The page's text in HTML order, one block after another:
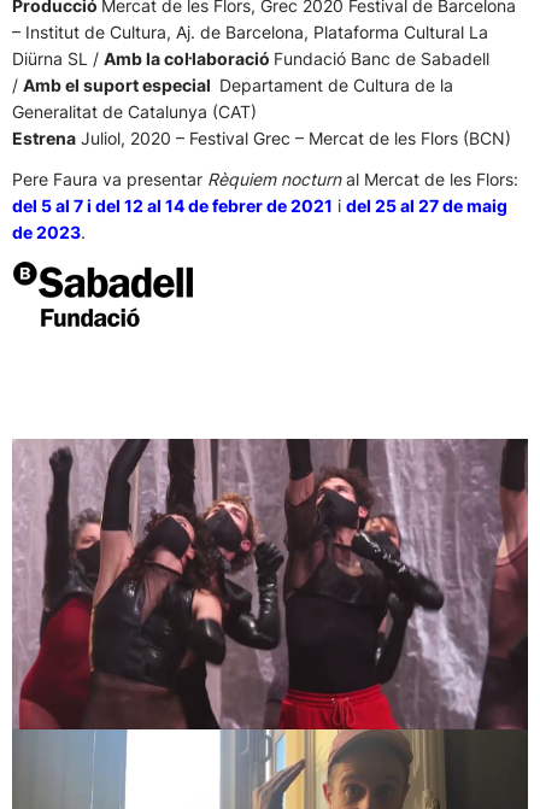
Producció Mercat de les Flors, Grec 2020 Festival de Barcelona
– Institut de Cultura, Aj. de Barcelona, Plataforma Cultural La
Diürna SL / Amb la col·laboració Fundació Banc de Sabadell
/ Amb el suport especial Departament de Cultura de la
Generalitat de Catalunya (CAT)
Estrena Juliol, 2020 – Festival Grec – Mercat de les Flors (BCN)
Pere Faura va presentar Rèquiem nocturnal Mercat de les Flors:
del 5 al 7 i del 12 al 14 de febrer de 2021 i del 25 al 27 de maig
de 2023.